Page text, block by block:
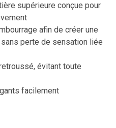
supérieure conçue pour
afin de créer une
perte de sensation liée
évitant toute
facilement